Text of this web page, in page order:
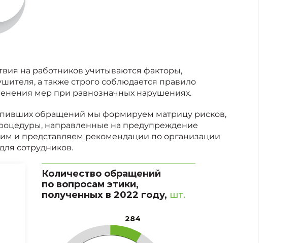
на работников учитываются факторы,
а также строго соблюдается правило
мер при равнозначных нарушениях.
обращений мы формируем матрицу рисков,
направленные на предупреждение
и представляем рекомендации по организации
сотрудников.
Количество обращений
по вопросам этики,
полученных в 2022 году, шт.
284